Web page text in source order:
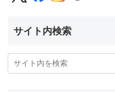
サイト内検索